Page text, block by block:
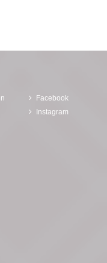
Facebook
Instagram